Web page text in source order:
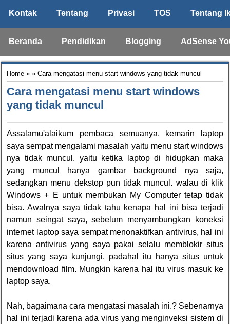
Kontak Tentang Privasi TOS Tentang
Beranda Pendidikan Blogging AdSense
Home » » Cara mengatasi menu start windows yang tidak muncul
Cara mengatasi menu start windows
yang tidak muncul
Assalamu'alaikum pembaca semuanya, kemarin laptop
saya sempat mengalami masalah yaitu menu start windows
nya tidak muncul. yaitu ketika laptop di hidupkan maka
yang muncul hanya gambar background nya saja,
sedangkan menu dekstop pun tidak muncul. walau di klik
Windows + E untuk membukan My Computer tetap tidak
bisa. Awalnya saya tidak tahu kenapa hal ini bisa terjadi
namun seingat saya, sebelum menyambungkan koneksi
internet laptop saya sempat menonaktifkan antivirus, hal ini
karena antivirus yang saya pakai selalu memblokir situs
situs yang saya kunjungi. padahal itu hanya situs untuk
mendownload film. Mungkin karena hal itu virus masuk ke
laptop saya.
Nah, bagaimana cara mengatasi masalah ini.? Sebenarnya
hal ini terjadi karena ada virus yang menginveksi sistem di